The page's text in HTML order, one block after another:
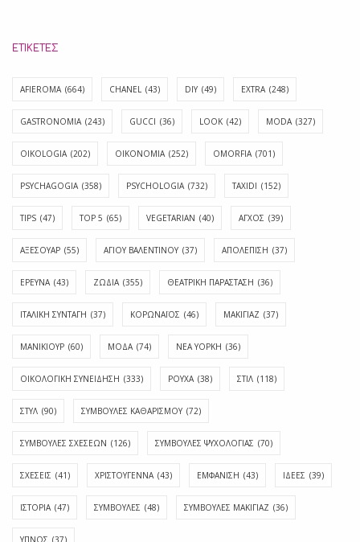
ΕΤΙΚΈΤΕΣ
AFIEROMA (664) CHANEL (43) DIY (49) EXTRA (248)
GASTRONOMIA (243) GUCCI (36) LOOK (42) MODA (327)
OIKOLOGIA (202) OIKONOMIA (252) OMORFIA (701)
PSYCHAGOGIA (358) PSYCHOLOGIA (732) TAXIDI (152)
TIPS (47) TOP 5 (65) VEGETARIAN (40) ΑΓΧΟΣ (39)
ΑΞΕΣΟΥΑΡ (55) ΑΓΊΟΥ ΒΑΛΕΝΤΊΝΟΥ (37) ΑΠΟΛΈΠΙΣΗ (37)
ΕΡΕΥΝΑ (43) ΖΩΔΙΑ (355) ΘΕΑΤΡΙΚΗ ΠΑΡΑΣΤΑΣΗ (36)
ΙΤΑΛΙΚΗ ΣΥΝΤΑΓΗ (37) ΚΟΡΩΝΑΪΟΣ (46) ΜΑΚΙΓΙΑΖ (37)
ΜΑΝΙΚΙΟΥΡ (60) ΜΟΔΑ (74) ΝΕΑ ΥΟΡΚΗ (36)
ΟΙΚΟΛΟΓΙΚΗ ΣΥΝΕΙΔΗΣΗ (333) ΡΟΥΧΑ (38) ΣΤΙΛ (118)
ΣΤΥΛ (90) ΣΥΜΒΟΥΛΕΣ ΚΑΘΑΡΙΣΜΟΥ (72)
ΣΥΜΒΟΥΛΕΣ ΣΧΕΣΕΩΝ (126) ΣΥΜΒΟΥΛΕΣ ΨΥΧΟΛΟΓΙΑΣ (70)
ΣΧΕΣΕΙΣ (41) ΧΡΙΣΤΟΥΓΕΝΝΑ (43) ΕΜΦΆΝΙΣΗ (43) ΙΔΈΕΣ (39)
ΙΣΤΟΡΊΑ (47) ΣΥΜΒΟΥΛΈΣ (48) ΣΥΜΒΟΥΛΈΣ ΜΑΚΙΓΙΆΖ (36)
ΎΠΝΟΣ (37)